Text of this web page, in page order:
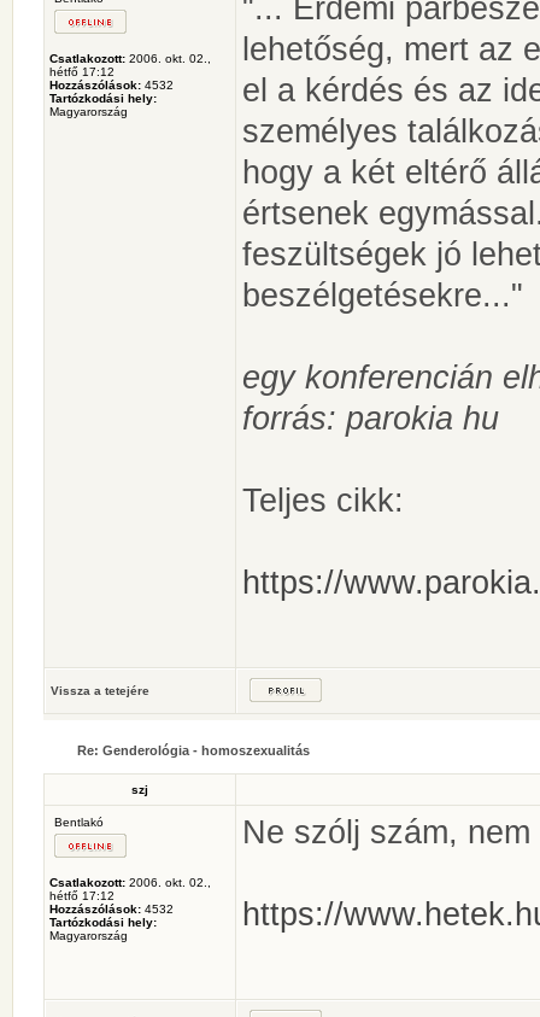
Csatlakozott: 2006. okt. 02.,
hétfő 17:12
Hozzászólások: 4532
Tartózkodási hely:
Magyarország
"... Érdemi
lehetőség, mert az
el a kérdés és az
személyes
hogy a két eltérő
értsenek
feszültségek jó
beszélgetésekre..."
egy konferencián
forrás: parokia hu
Teljes cikk:
https://
Vissza a tetejére
Re: Genderológia - homoszexualitás
szj
Bentlakó
Csatlakozott: 2006. okt. 02.,
hétfő 17:12
Hozzászólások: 4532
Tartózkodási hely:
Magyarország
Ne szólj szám,
https://